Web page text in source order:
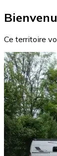
Ce territoire